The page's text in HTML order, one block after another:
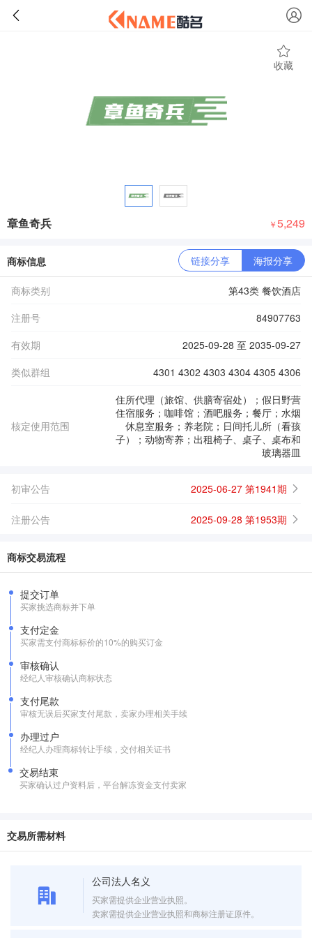
收藏
章鱼奇兵 ￥5,249
商标信息 链接分享 海报分享
商标类别
第43类 餐饮酒店
注册号
84907763
有效期
2025-09-28 至 2035-09-27
类似群组
4301 4302 4303 4304 4305 4306
核定使用范围
住所代理（旅馆、供膳寄宿处）；假日野营
住宿服务；咖啡馆；酒吧服务；餐厅；水烟
休息室服务；养老院；日间托儿所（看孩
子）；动物寄养；出租椅子、桌子、桌布和
玻璃器皿
初审公告 2025-06-27 第1941期
注册公告 2025-09-28 第1953期
商标交易流程
提交订单
买家挑选商标并下单
支付定金
买家需支付商标标价的10%的购买订金
审核确认
经纪人审核确认商标状态
支付尾款
审核无误后买家支付尾款，卖家办理相关手续
办理过户
经纪人办理商标转让手续，交付相关证书
交易结束
买家确认过户资料后，平台解冻资金支付卖家
交易所需材料
公司法人名义
买家需提供企业营业执照。
卖家需提供企业营业执照和商标注册证原件。